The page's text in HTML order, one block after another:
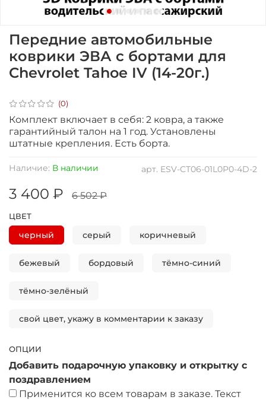
(0)
арт. ESV-CT06-01L0P0-4D-2
Наличие: В наличии
Передние автомобильные
коврики ЭВА с бортами для
Chevrolet Tahoe IV (14-20г.)
3 400 ₽ 6 502 ₽
ЦВЕТ
черный серый коричневый
бежевый бордовый тёмно-синий
тёмно-зелёный
свой цвет, укажу в комментарии к заказу
ОПЦИИ
Добавить подарочную упаковку и открытку с
поздравлением
Применится ко всем товарам в заказе. Текст
Комплект включает в себя: 2 ковра, а также
гарантийный талон на 1 год. Установлены
штатные крепления. Есть борта.